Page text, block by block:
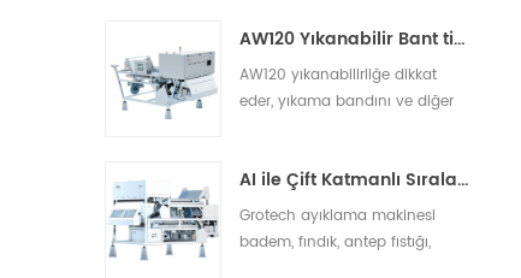
AW120 Yıkanabilir Bant tipi ayırıcı
AW120 yıkanabilirliğe dikkat
eder, yıkama bandını ve diğer
şekilde giderir, kuruyemiş,
kurutulmuş meyveler, taze
meyve ve sebzelerin
AI ile Çift Katmanlı Sıralayıcı
Grotech ayıklama makinesi
badem, fındık, antep fıstığı,